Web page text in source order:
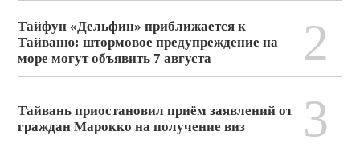
Тайфун «Дельфин» приближается к
Тайваню: штормовое предупреждение на
море могут объявить 7 августа
2
Тайвань приостановил приём заявлений от
граждан Марокко на получение виз
3